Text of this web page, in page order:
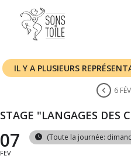
IL Y A PLUSIEURS
6
STAGE "LANGAGES DES
07
FEV
(Toute la journée: